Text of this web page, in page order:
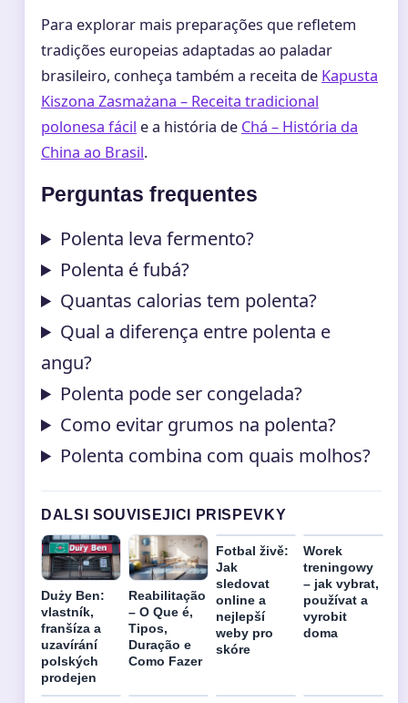
Para explorar mais preparações que refletem
tradições europeias adaptadas ao paladar
brasileiro, conheça também a receita de Kapusta
Kiszona Zasmażana – Receita tradicional
polonesa fácil e a história de Chá – História da
China ao Brasil.
Perguntas frequentes
Polenta leva fermento?
Polenta é fubá?
Quantas calorias tem polenta?
Qual a diferença entre polenta e
angu?
Polenta pode ser congelada?
Como evitar grumos na polenta?
Polenta combina com quais molhos?
DALSI SOUVISEJICI PRISPEVKY
Duży Ben:
vlastník,
franšíza a
uzavírání
polských
prodejen
Reabilitação
– O Que é,
Tipos,
Duração e
Como Fazer
Fotbal živě:
Jak
sledovat
online a
nejlepší
weby pro
skóre
Worek
treningowy
– jak vybrat,
používat a
vyrobit
doma